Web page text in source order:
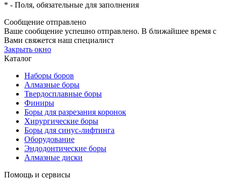
* - Поля, обязательные для заполнения
Сообщение отправлено
Ваше сообщение успешно отправлено. В ближайшее время с
Вами свяжется наш специалист
Закрыть окно
Каталог
Наборы боров
Алмазные боры
Твердосплавные боры
Финиры
Боры для разрезания коронок
Хирургические боры
Боры для синус-лифтинга
Оборудование
Эндодонтические боры
Алмазные диски
Помощь и сервисы